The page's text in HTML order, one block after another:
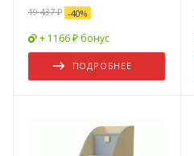
19 437 ₽ -40%
+ 1166 ₽ бонус
ПОДРОБНЕЕ